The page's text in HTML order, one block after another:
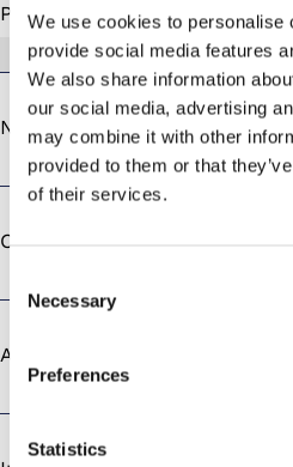
We use cookies to personalise
provide social media features
We also share information
our social media, advertising
may combine it with other
provided to them or that
of their services.
Selection
Necessary
Preferences
Statistics
Prodotto
Nome *
Cognome *
Azienda *